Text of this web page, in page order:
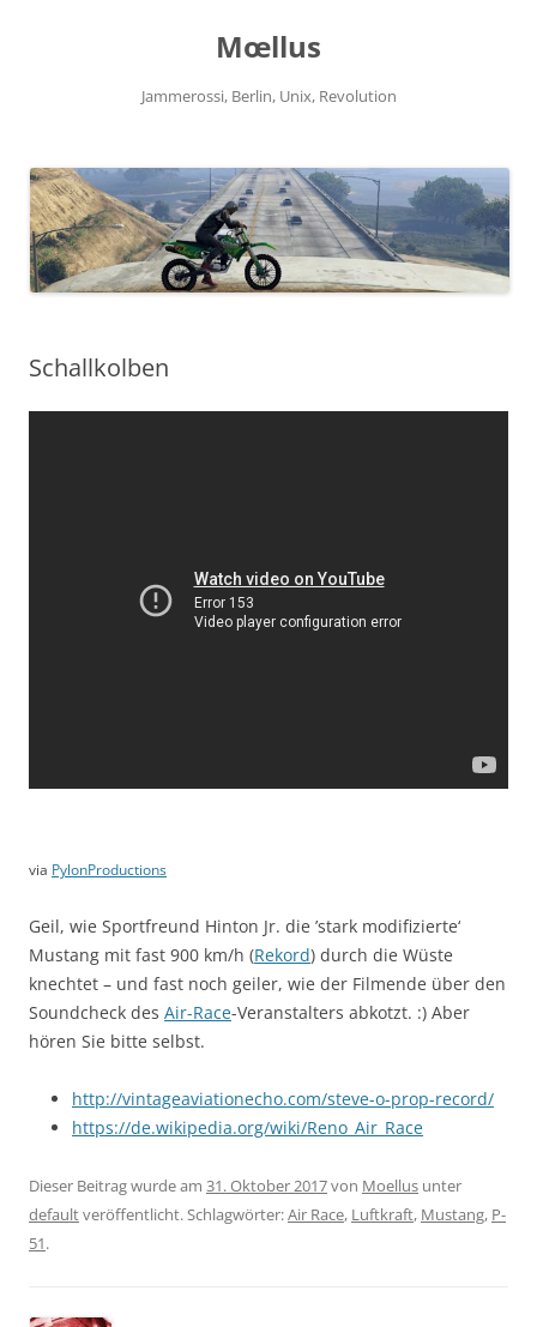
Mœllus
Jammerossi, Berlin, Unix, Revolution
Schallkolben
via PylonProductions
Geil, wie Sportfreund Hinton Jr. die ’stark modifizierte‘
Mustang mit fast 900 km/h (Rekord) durch die Wüste
knechtet – und fast noch geiler, wie der Filmende über den
Soundcheck des Air-Race-Veranstalters abkotzt. :) Aber
hören Sie bitte selbst.
http://vintageaviationecho.com/steve-o-prop-record/
https://de.wikipedia.org/wiki/Reno_Air_Race
Dieser Beitrag wurde am 31. Oktober 2017von Moellus unter
defaultveröffentlicht. Schlagwörter:Air Race, Luftkraft, Mustang, P-
51.